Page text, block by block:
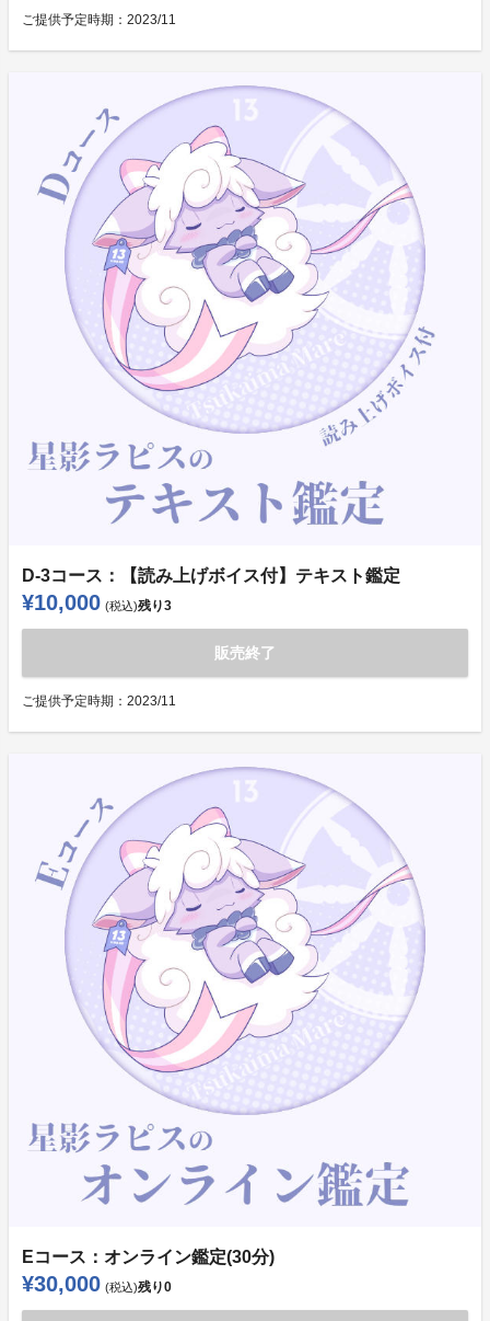
ご提供予定時期： 2023/11
D-3コース：【読み上げボイス付】テキスト鑑定
¥10,000 (税込)残り3
販売終了
ご提供予定時期： 2023/11
Eコース：オンライン鑑定(30分)
¥30,000 (税込)残り0